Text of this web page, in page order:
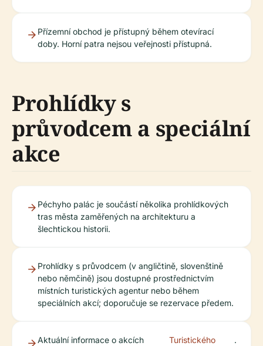
Přízemní obchod je přístupný během otevírací
doby. Horní patra nejsou veřejnosti přístupná.
Prohlídky s
průvodcem a speciální
akce
Péchyho palác je součástí několika prohlídkových
tras města zaměřených na architekturu a
šlechtickou historii.
Prohlídky s průvodcem (v angličtině, slovenštině
nebo němčině) jsou dostupné prostřednictvím
místních turistických agentur nebo během
speciálních akcí; doporučuje se rezervace předem.
Aktuální informace o akcích
Turistického
.